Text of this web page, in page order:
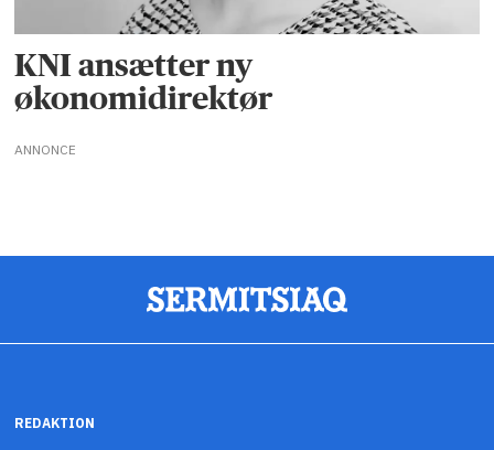
KNI ansætter ny
økonomidirektør
ANNONCE
REDAKTION